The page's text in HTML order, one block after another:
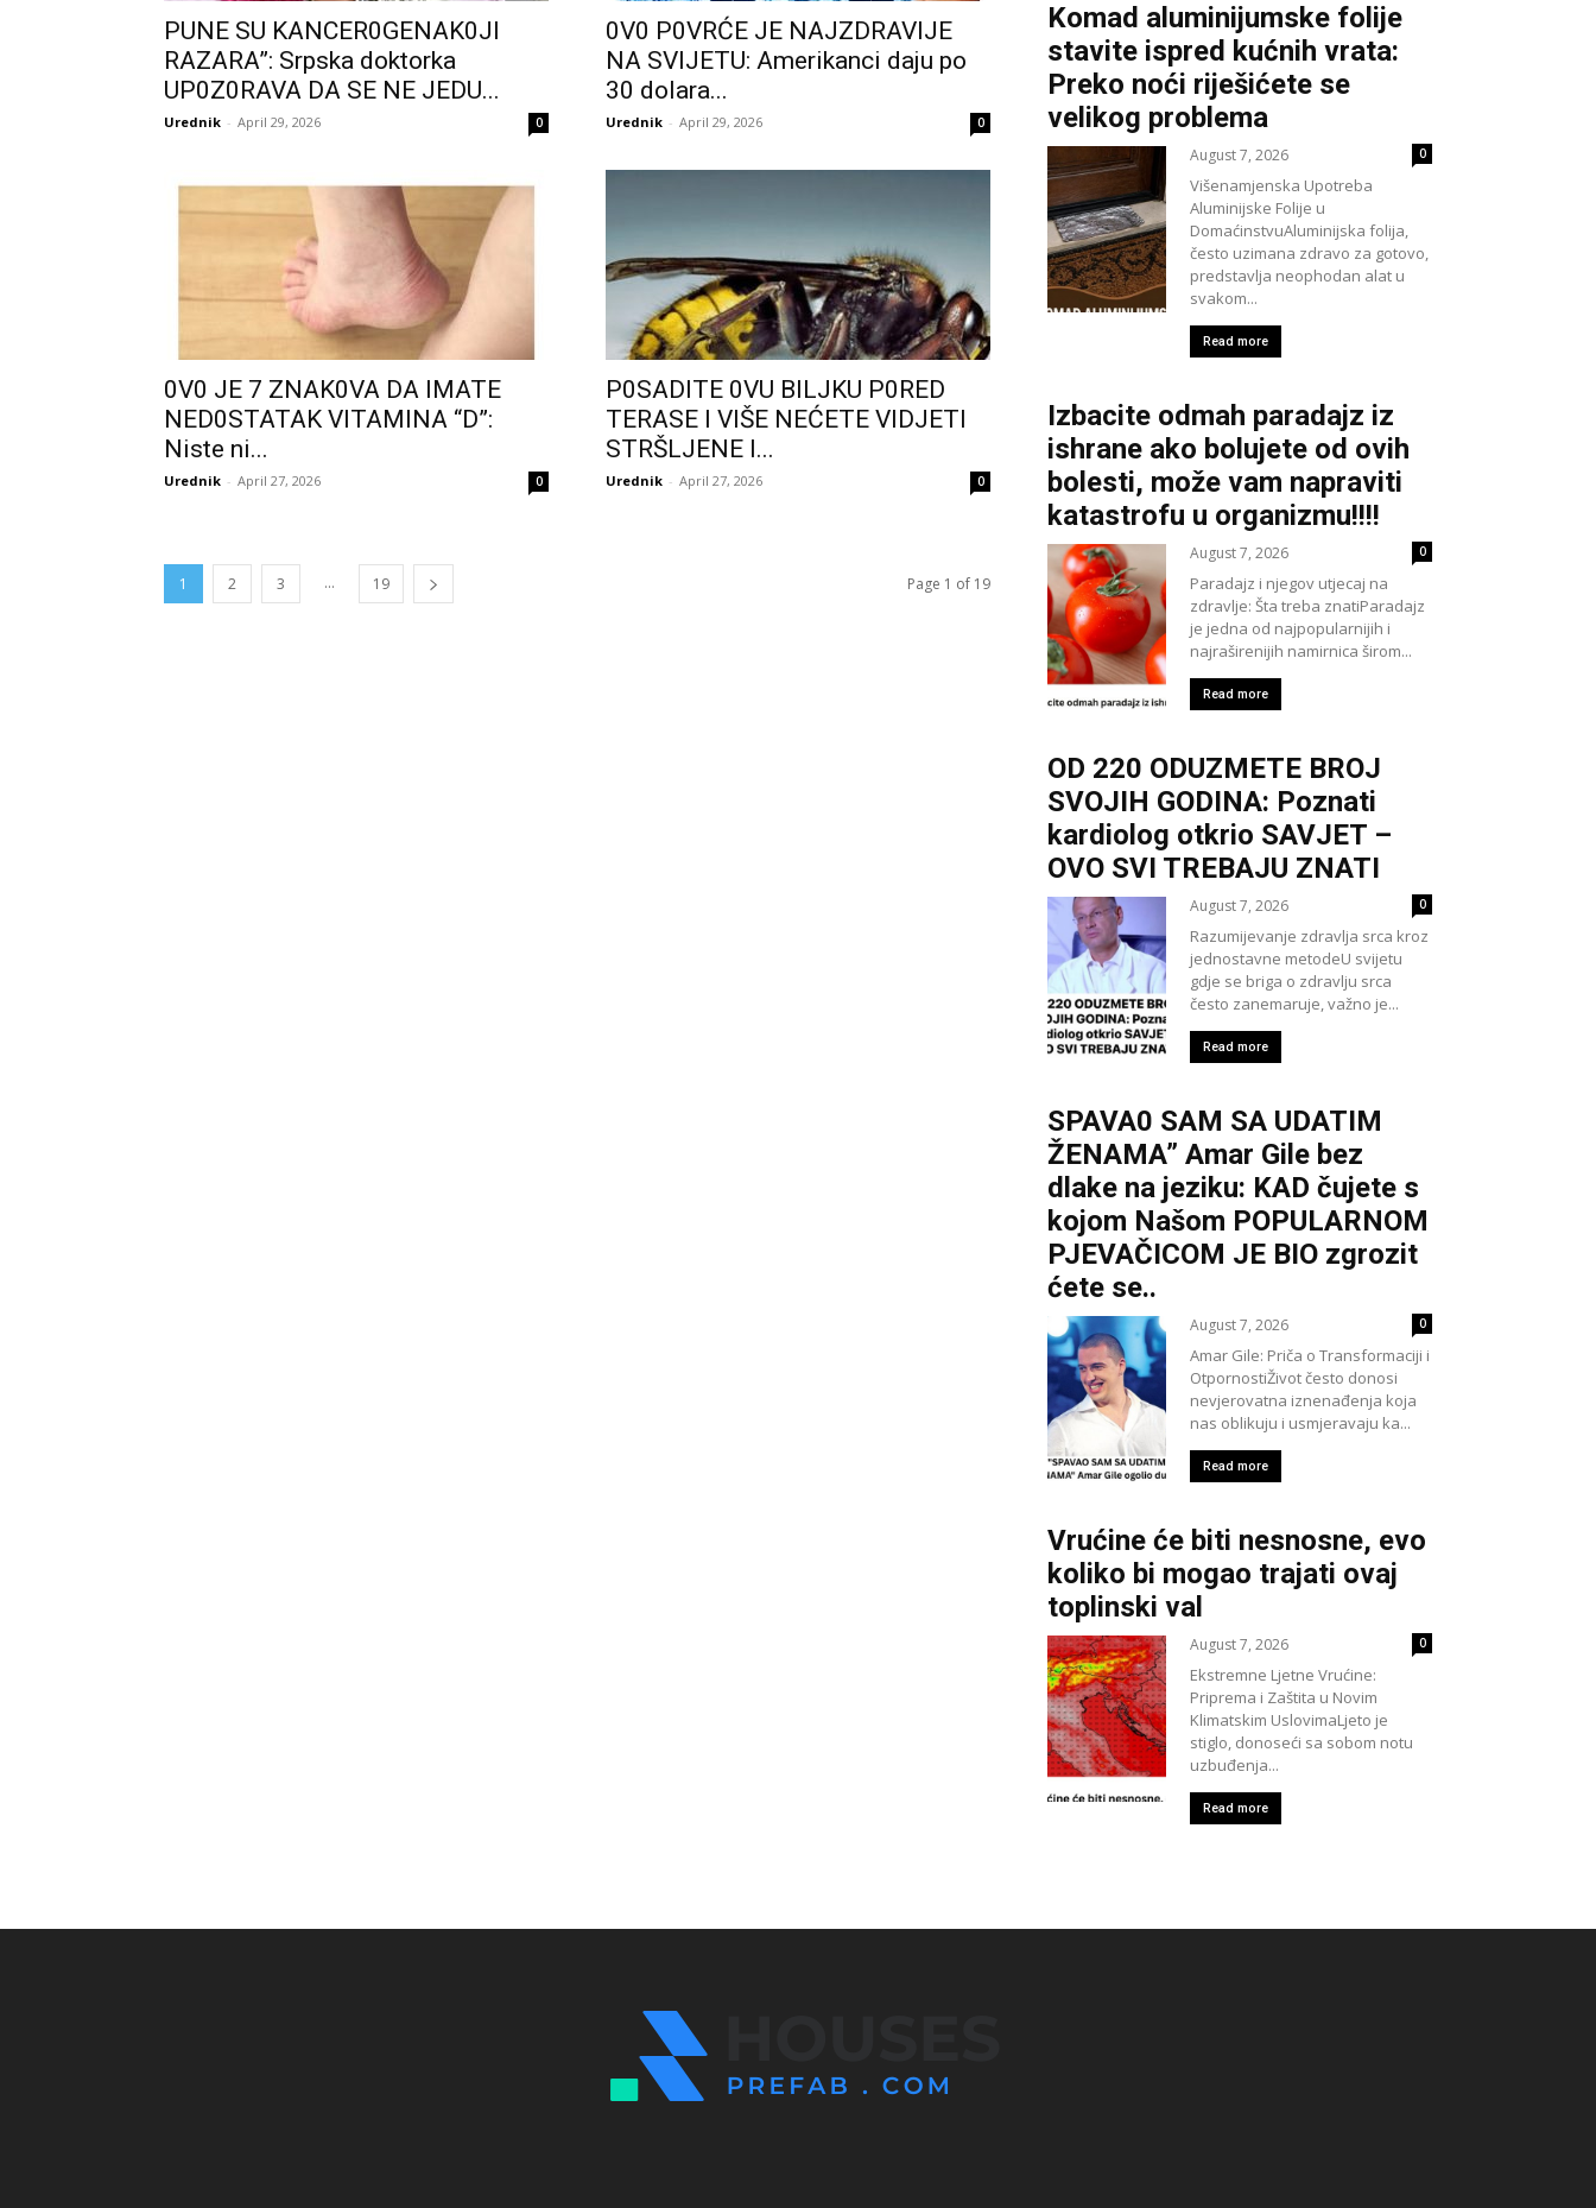
PUNE SU KANCER0GENAK0JI
RAZARA”: Srpska doktorka
UP0Z0RAVA DA SE NE JEDU...
Urednik - April 29, 2026 0
0V0 P0VRĆE JE NAJZDRAVlJE
NA SVlJETU: Amerikanci daju po
30 dolara...
Urednik - April 29, 2026 0
0V0 JE 7 ZNAK0VA DA IMATE
NED0STATAK VlTAMINA “D”:
Niste ni...
Urednik - April 27, 2026 0
P0SADlTE 0VU BlLJKU P0RED
TERASE I VlŠE NEĆETE VlDJETl
STRŠLJENE I...
Urednik - April 27, 2026 0
1 2 3 ... 19 Page 1 of 19
Komad aluminijumske folije
stavite ispred kućnih vrata:
Preko noći riješićete se
velikog problema
August 7, 2026 0
Višenamjenska Upotreba
Aluminijske Folije u
DomaćinstvuAluminijska folija,
često uzimana zdravo za gotovo,
predstavlja neophodan alat u
svakom...
Read more
Izbacite odmah paradajz iz
ishrane ako bolujete od ovih
bolesti, može vam napraviti
katastrofu u organizmu!!!!
August 7, 2026 0
Paradajz i njegov utjecaj na
zdravlje: Šta treba znatiParadajz
je jedna od najpopularnijih i
najraširenijih namirnica širom...
Read more
OD 220 ODUZMETE BROJ
SVOJIH GODINA: Poznati
kardiolog otkrio SAVJET –
OVO SVI TREBAJU ZNATI
August 7, 2026 0
Razumijevanje zdravlja srca kroz
jednostavne metodeU svijetu
gdje se briga o zdravlju srca
često zanemaruje, važno je...
Read more
SPAVA0 SAM SA UDATIM
ŽENAMA” Amar Gile bez
dlake na jeziku: KAD čujete s
kojom Našom POPULARNOM
PJEVAČICOM JE BIO zgrozit
ćete se..
August 7, 2026 0
Amar Gile: Priča o Transformaciji i
OtpornostiŽivot često donosi
nevjerovatna iznenađenja koja
nas oblikuju i usmjeravaju ka...
Read more
Vrućine će biti nesnosne, evo
koliko bi mogao trajati ovaj
toplinski val
August 7, 2026 0
Ekstremne Ljetne Vrućine:
Priprema i Zaštita u Novim
Klimatskim UslovimaLjeto je
stiglo, donoseći sa sobom notu
uzbuđenja...
Read more